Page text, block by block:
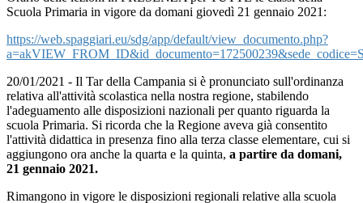
Scuola Primaria in vigore da domani giovedì 21 gennaio 2021:
https://web.spaggiari.eu/sdg/app/default/view_documento.php?
20/01/2021 - Il Tar della Campania si è pronunciato sull'ordinanza
relativa all'attività scolastica nella nostra regione, stabilendo
l'adeguamento alle disposizioni nazionali per quanto riguarda la
scuola Primaria. Si ricorda che la Regione aveva già consentito
l'attività didattica in presenza fino alla terza classe elementare, cui si
aggiungono ora anche la quarta e la quinta, a partire da domani,
21 gennaio 2021.
Rimangono in vigore le disposizioni regionali relative alla scuola